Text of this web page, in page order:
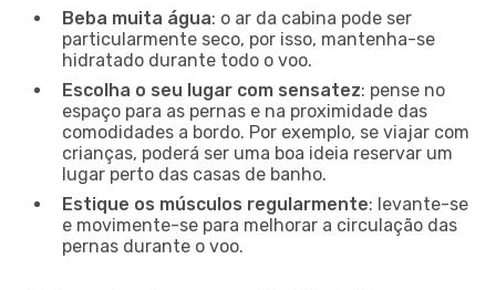
Beba muita água: o ar da cabina pode ser
particularmente seco, por isso, mantenha-se
hidratado durante todo o voo.
Escolha o seu lugar com sensatez: pense no
espaço para as pernas e na proximidade das
comodidades a bordo. Por exemplo, se viajar com
crianças, poderá ser uma boa ideia reservar um
lugar perto das casas de banho.
Estique os músculos regularmente: levante-se
e movimente-se para melhorar a circulação das
pernas durante o voo.